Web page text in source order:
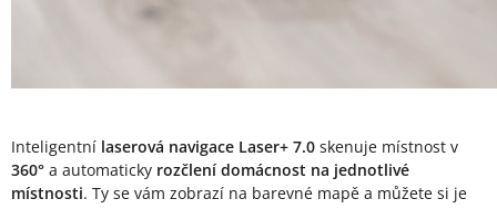
Inteligentní laserová navigace Laser+ 7.0 skenuje místnost v
360° a automaticky rozčlení domácnost na jednotlivé
místnosti. Ty se vám zobrazí na barevné mapě a můžete si je